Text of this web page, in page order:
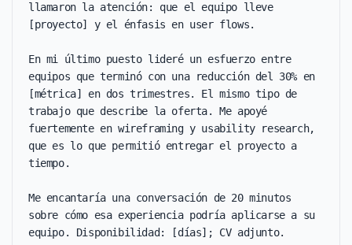
llamaron la atención: que el equipo lleve
[proyecto] y el énfasis en user flows.
En mi último puesto lideré un esfuerzo entre
equipos que terminó con una reducción del 30% en
[métrica] en dos trimestres. El mismo tipo de
trabajo que describe la oferta. Me apoyé
fuertemente en wireframing y usability research,
que es lo que permitió entregar el proyecto a
tiempo.
Me encantaría una conversación de 20 minutos
sobre cómo esa experiencia podría aplicarse a su
equipo. Disponibilidad: [días]; CV adjunto.